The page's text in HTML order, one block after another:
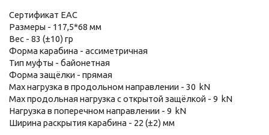
Сертификат ЕАС
Размеры - 117,5*68 мм
Вес - 83 (±10) гр
Форма карабина - ассиметричная
Тип муфты - байонетная
Форма защёлки - прямая
Мах нагрузка в продольном направлении - 30 kN
Max продольная нагрузка с открытой защёлкой - 9 kN
Нагрузка в поперечном направлении - 9 kN
Ширина раскрытия карабина - 22 (±2) мм